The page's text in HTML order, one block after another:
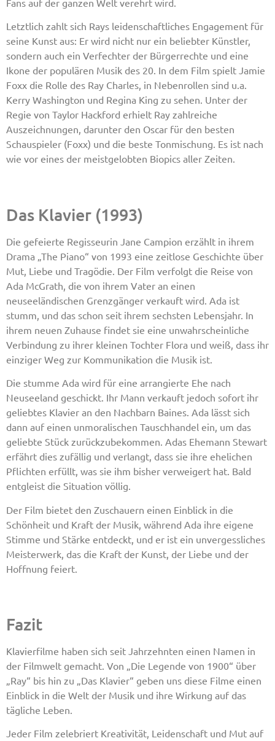
Fans auf der ganzen Welt verehrt wird.
Letztlich zahlt sich Rays leidenschaftliches Engagement für
seine Kunst aus: Er wird nicht nur ein beliebter Künstler,
sondern auch ein Verfechter der Bürgerrechte und eine
Ikone der populären Musik des 20. In dem Film spielt Jamie
Foxx die Rolle des Ray Charles, in Nebenrollen sind u.a.
Kerry Washington und Regina King zu sehen. Unter der
Regie von Taylor Hackford erhielt Ray zahlreiche
Auszeichnungen, darunter den Oscar für den besten
Schauspieler (Foxx) und die beste Tonmischung. Es ist nach
wie vor eines der meistgelobten Biopics aller Zeiten.
Das Klavier (1993)
Die gefeierte Regisseurin Jane Campion erzählt in ihrem
Drama „The Piano“ von 1993 eine zeitlose Geschichte über
Mut, Liebe und Tragödie. Der Film verfolgt die Reise von
Ada McGrath, die von ihrem Vater an einen
neuseeländischen Grenzgänger verkauft wird. Ada ist
stumm, und das schon seit ihrem sechsten Lebensjahr. In
ihrem neuen Zuhause findet sie eine unwahrscheinliche
Verbindung zu ihrer kleinen Tochter Flora und weiß, dass ihr
einziger Weg zur Kommunikation die Musik ist.
Die stumme Ada wird für eine arrangierte Ehe nach
Neuseeland geschickt. Ihr Mann verkauft jedoch sofort ihr
geliebtes Klavier an den Nachbarn Baines. Ada lässt sich
dann auf einen unmoralischen Tauschhandel ein, um das
geliebte Stück zurückzubekommen. Adas Ehemann Stewart
erfährt dies zufällig und verlangt, dass sie ihre ehelichen
Pflichten erfüllt, was sie ihm bisher verweigert hat. Bald
entgleist die Situation völlig.
Der Film bietet den Zuschauern einen Einblick in die
Schönheit und Kraft der Musik, während Ada ihre eigene
Stimme und Stärke entdeckt, und er ist ein unvergessliches
Meisterwerk, das die Kraft der Kunst, der Liebe und der
Hoffnung feiert.
Fazit
Klavierfilme haben sich seit Jahrzehnten einen Namen in
der Filmwelt gemacht. Von „Die Legende von 1900“ über
„Ray“ bis hin zu „Das Klavier“ geben uns diese Filme einen
Einblick in die Welt der Musik und ihre Wirkung auf das
tägliche Leben.
Jeder Film zelebriert Kreativität, Leidenschaft und Mut auf